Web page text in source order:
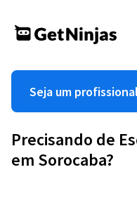
Seja um profissional
Precisando de
em Sorocaba?